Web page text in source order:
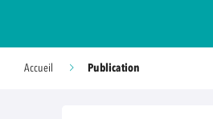
Accueil Publication